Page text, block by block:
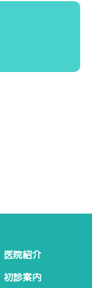
医院紹介
初診案内